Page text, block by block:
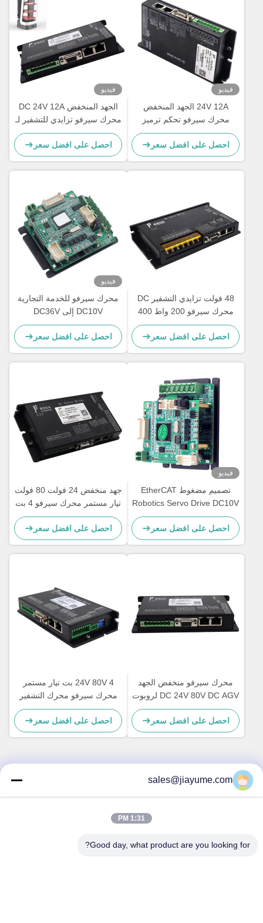
فيديو
24V 12A الجهد المنخفض
محرك سيرفو تحكم ترميز
تزايدي لمعدات 3C
احصل على افضل سعر
فيديو
الجهد المنخفض DC 24V 12A
محرك سيرفو تزايدي للتشفير لـ
AGV
احصل على افضل سعر
48 فولت تزايدي التشفير DC
محرك سيرفو 200 واط 400
واط 750 واط 1000 واط
احصل على افضل سعر
فيديو
محرك سيرفو للخدمة التجارية
DC10V إلى DC36V
احصل على افضل سعر
فيديو
تصميم مضغوط EtherCAT
Robotics Servo Drive DC10V
إلى DC36V
احصل على افضل سعر
جهد منخفض 24 فولت 80 فولت
تيار مستمر محرك سيرفو 4 بت
لحزمة AGV
احصل على افضل سعر
محرك سيرفو منخفض الجهد
DC 24V 80V DC AGV لروبوت
توصيل الطعام
احصل على افضل سعر
24V 80V 4 بت تيار مستمر
محرك سيرفو محرك التشفير
تزايدي لروبوت الصناعة
احصل على افضل سعر
اتصال سريع
Xingdong ، شارع شين آن ، حي باو آن ، مدينة شنتشن ، مقاطعة
sales@jiayume.com
1:31 PM
Good day, what product are you looking for?